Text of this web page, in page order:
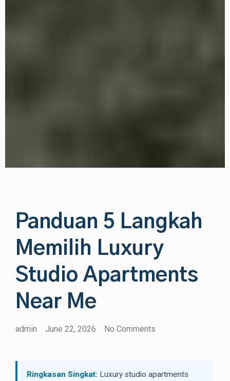
Panduan 5 Langkah
Memilih Luxury
Studio Apartments
Near Me
admin June 22, 2026 No Comments
Ringkasan Singkat: Luxury studio apartments